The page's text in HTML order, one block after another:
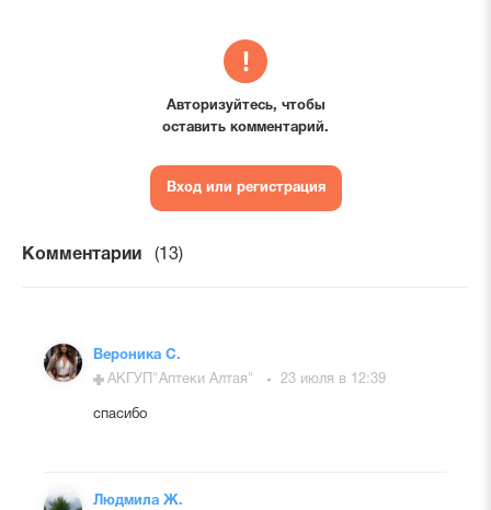
Авторизуйтесь, чтобы
оставить комментарий.
Вход или регистрация
Комментарии (13)
Вероника С.
АКГУП"Аптеки Алтая"
23 июля в 12:39
спасибо
Людмила Ж.